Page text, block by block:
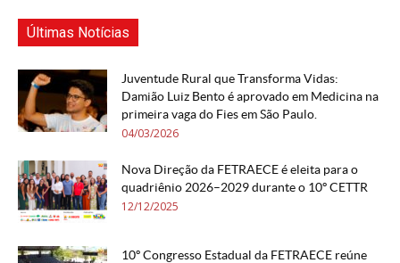
Últimas Notícias
Juventude Rural que Transforma Vidas:
Damião Luiz Bento é aprovado em Medicina na
primeira vaga do Fies em São Paulo.
04/03/2026
Nova Direção da FETRAECE é eleita para o
quadriênio 2026–2029 durante o 10º CETTR
12/12/2025
10º Congresso Estadual da FETRAECE reúne